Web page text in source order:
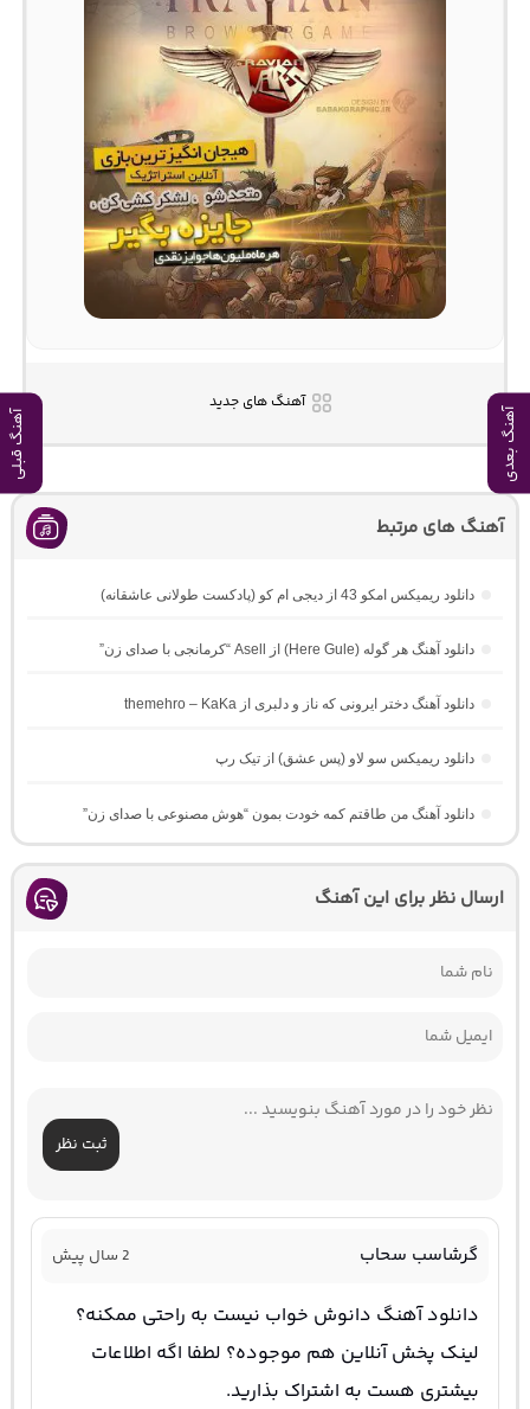
آهنگ بعدی آهنگ قبلی
آهنگ های جدید
آهنگ های مرتبط
دانلود ریمیکس امکو 43 از دیجی ام کو (پادکست طولانی عاشقانه)
دانلود آهنگ هر گوله (Here Gule) از Asell “کرمانجی با صدای زن”
دانلود آهنگ دختر ایرونی که ناز و دلبری از themehro – KaKa
دانلود ریمیکس سو لاو (پس عشق) از تیک رپ
دانلود آهنگ من طاقتم کمه خودت بمون “هوش مصنوعی با صدای زن”
ارسال نظر برای این آهنگ
ثبت نظر
گرشاسب سحاب 2 سال پیش
دانلود آهنگ دانوش خواب نیست به راحتی ممکنه؟
لینک پخش آنلاین هم موجوده؟ لطفا اگه اطلاعات
بیشتری هست به اشتراک بذارید.